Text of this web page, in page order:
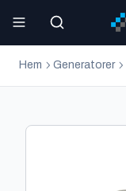
Hem Generatorer